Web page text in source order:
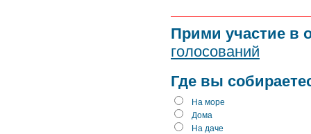
Прими участие в
голосований
Где вы
На море
Дома
На даче